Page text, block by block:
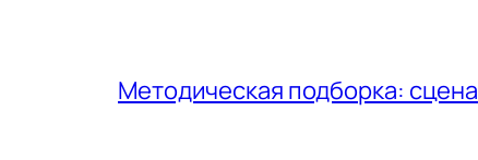
Методическая подборка: